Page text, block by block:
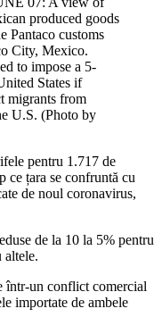
pentru 1.717 de
ce țara se confruntă cu
de noul coronavirus,
de la 10 la 5% pentru
altele.
într-un conflict comercial
importate de ambele